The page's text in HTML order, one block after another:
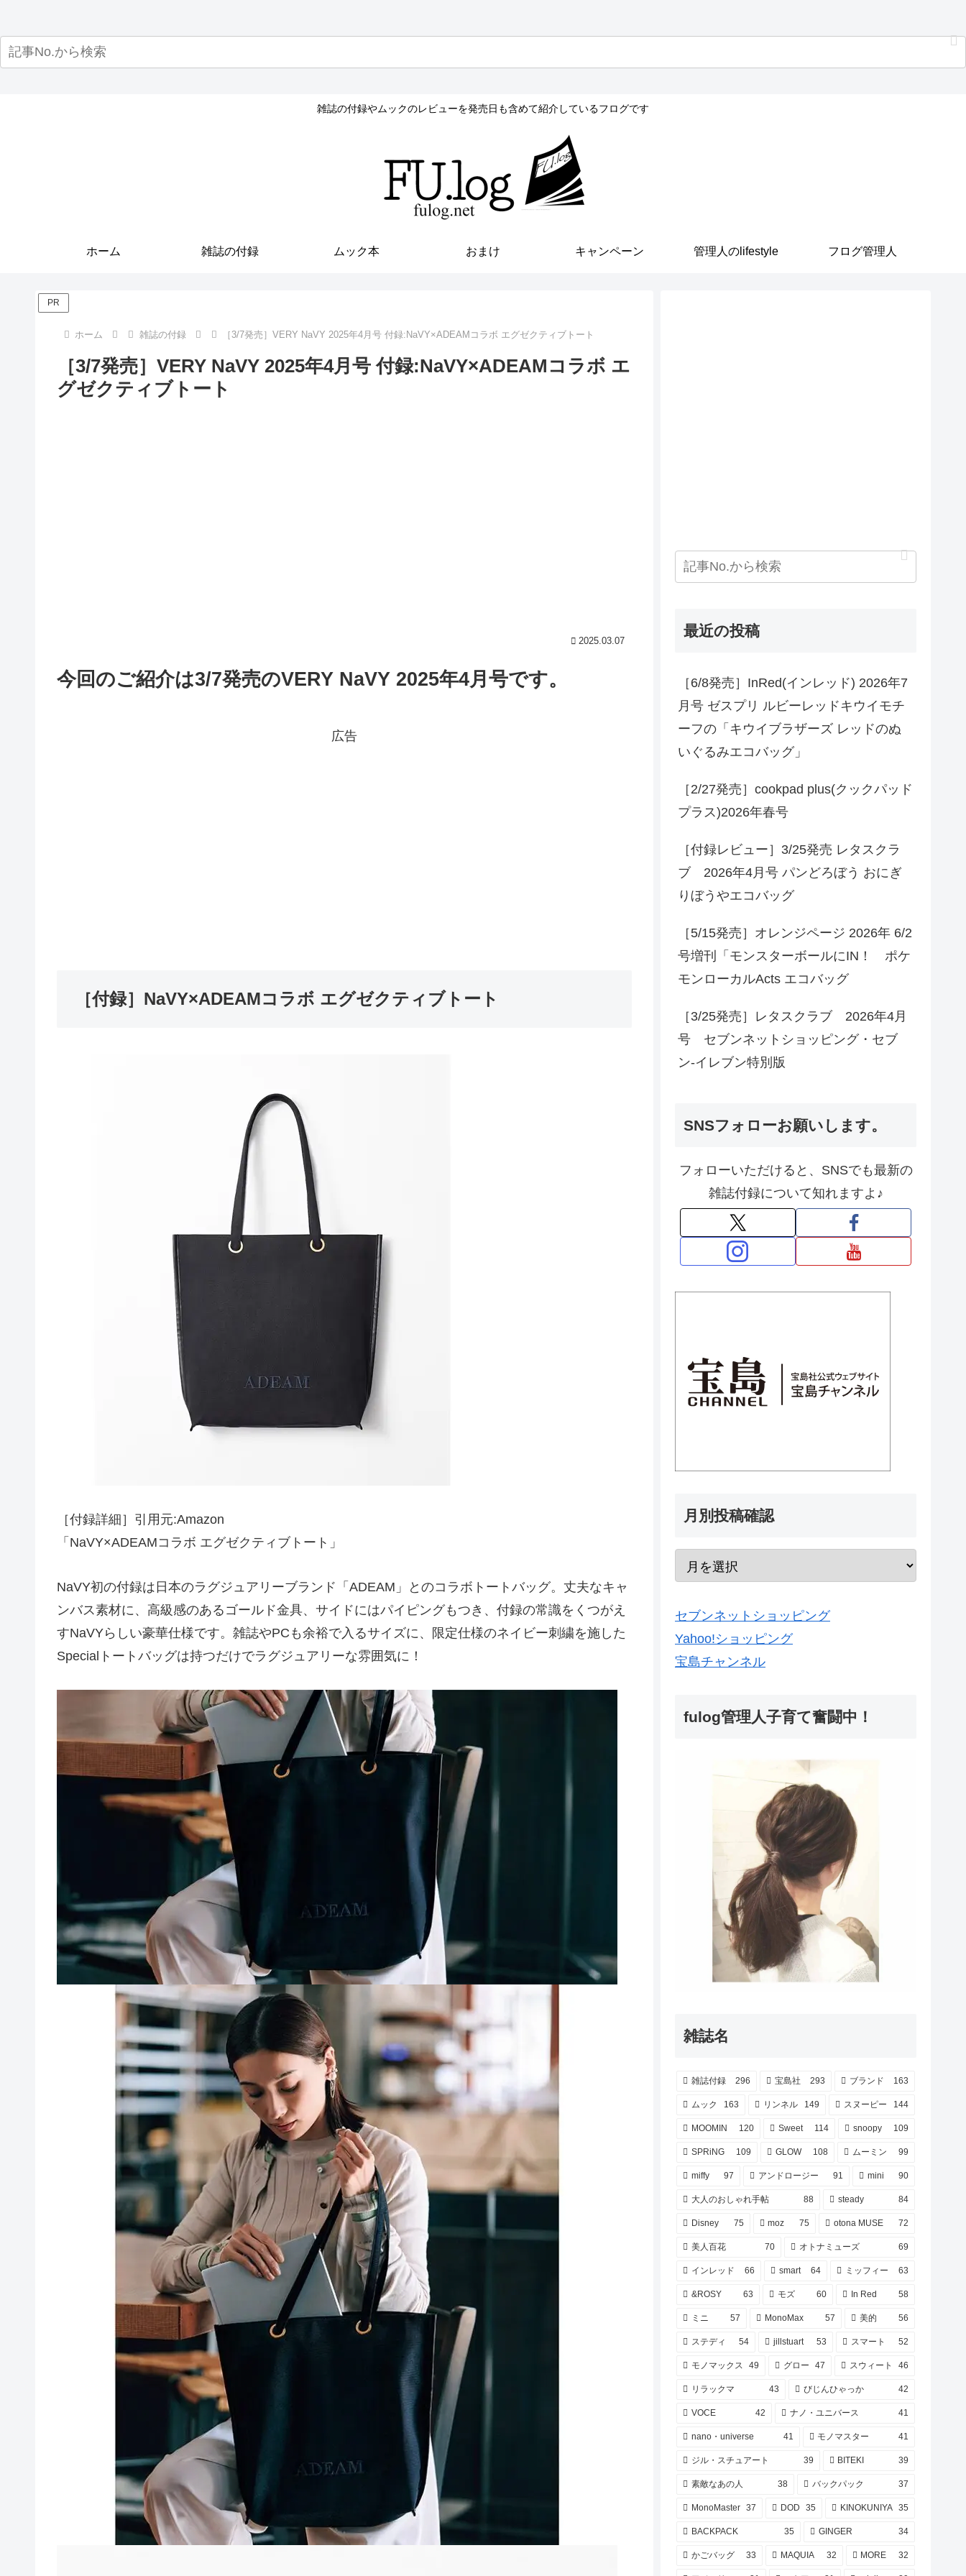
雑誌の付録やムックのレビューを発売日も含めて紹介しているフログです
ホーム 雑誌の付録 ムック本 おまけ キャンペーン 管理人のlifestyle フログ管理人
PR
ホーム 雑誌の付録 ［3/7発売］VERY NaVY 2025年4月号 付録:NaVY×ADEAMコラボ エグゼクティブトート
［3/7発売］VERY NaVY 2025年4月号 付録:NaVY×ADEAMコラボ エ
グゼクティブトート
2025.03.07
今回のご紹介は3/7発売のVERY NaVY 2025年4月号です。
広告
［付録］NaVY×ADEAMコラボ エグゼクティブトート
［付録詳細］引用元:Amazon
「NaVY×ADEAMコラボ エグゼクティブトート」
NaVY初の付録は日本のラグジュアリーブランド「ADEAM」とのコラボトートバッグ。丈夫なキャ
ンバス素材に、高級感のあるゴールド金具、サイドにはパイピングもつき、付録の常識をくつがえ
すNaVYらしい豪華仕様です。雑誌やPCも余裕で入るサイズに、限定仕様のネイビー刺繍を施した
Specialトートバッグは持つだけでラグジュアリーな雰囲気に！
最近の投稿
［6/8発売］InRed(インレッド) 2026年7
月号 ゼスプリ ルビーレッドキウイモチ
ーフの「キウイブラザーズ レッドのぬ
いぐるみエコバッグ」
［2/27発売］cookpad plus(クックパッド
プラス)2026年春号
［付録レビュー］3/25発売 レタスクラ
ブ 2026年4月号 パンどろぼう おにぎ
りぼうやエコバッグ
［5/15発売］オレンジページ 2026年 6/2
号増刊「モンスターボールにIN！ ポケ
モンローカルActs エコバッグ
［3/25発売］レタスクラブ 2026年4月
号 セブンネットショッピング・セブ
ン‐イレブン特別版
SNSフォローお願いします。
フォローいただけると、SNSでも最新の
雑誌付録について知れますよ♪
月別投稿確認
セブンネットショッピング
Yahoo!ショッピング
宝島チャンネル
fulog管理人子育て奮闘中！
雑誌名
雑誌付録 296 宝島社 293 ブランド 163
ムック 163 リンネル 149 スヌーピー 144
MOOMIN 120 Sweet 114 snoopy 109
SPRiNG 109 GLOW 108 ムーミン 99
miffy 97 アンドロージー 91 mini 90
大人のおしゃれ手帖 88 steady 84
Disney 75 moz 75 otona MUSE 72
美人百花 70 オトナミューズ 69
インレッド 66 smart 64 ミッフィー 63
&ROSY 63 モズ 60 In Red 58
ミニ 57 MonoMax 57 美的 56
ステディ 54 jillstuart 53 スマート 52
モノマックス 49 グロー 47 スウィート 46
リラックマ 43 びじんひゃっか 42
VOCE 42 ナノ・ユニバース 41
nano・universe 41 モノマスター 41
ジル・スチュアート 39 BITEKI 39
素敵なあの人 38 バックパック 37
MonoMaster 37 DOD 35 KINOKUNIYA 35
BACKPACK 35 GINGER 34
かごバッグ 33 MAQUIA 32 MORE 32